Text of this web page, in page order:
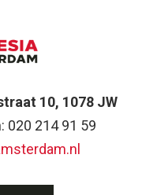
10, 1078 JW
020 214 91 59